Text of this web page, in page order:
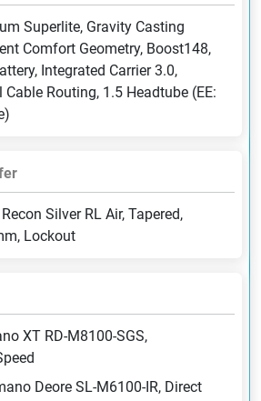
Superlite, Gravity Casting
Comfort Geometry, Boost148,
Integrated Carrier 3.0,
Routing, 1.5 Headtube (EE:
Silver RL Air, Tapered,
Lockout
XT RD-M8100-SGS,
Deore SL-M6100-IR, Direct